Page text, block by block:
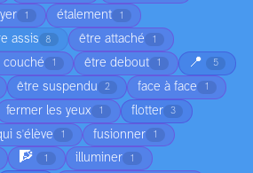
1 étalement 1
assis 8 être attaché 1
couché 1 être debout 1 📍 5
être suspendu 2 face à face 1
fermer les yeux 1 flotter 3
s'élève 1 fusionner 1
🧗 1 illuminer 1